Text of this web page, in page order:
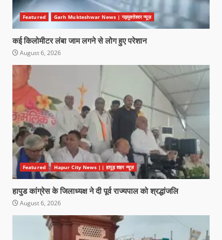
Featured Garh Mukteshwar News | गढ़मुक्तेश्वर न्यूज़
कई किलोमीटर लंबा जाम लगने से लोग हुए परेशान
August 6, 2026
Featured Hapur City News || हापुड़ शहर न्यूज़
हापुड कांग्रेस के जिलाध्यक्ष ने दी पूर्व राज्यपाल को श्रद्धांजलि
August 6, 2026